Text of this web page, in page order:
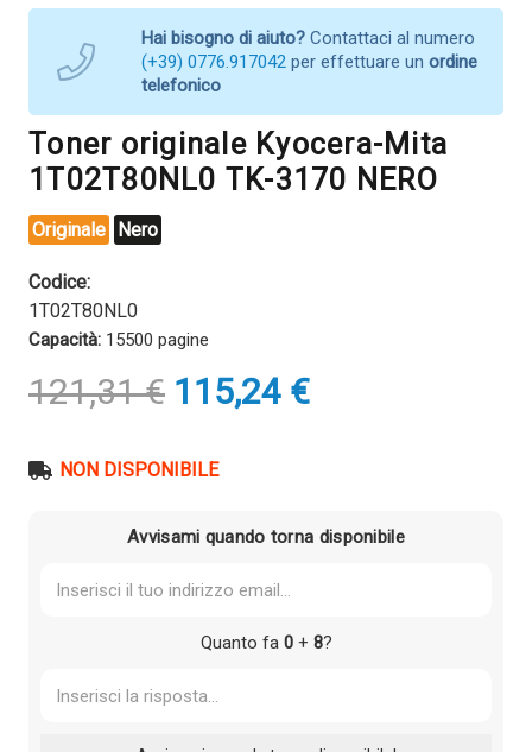
Hai bisogno di aiuto? Contattaci al numero
(+39) 0776.917042 per effettuare un ordine
telefonico
Toner originale Kyocera-Mita
1T02T80NL0 TK-3170 NERO
Originale Nero
Codice:
1T02T80NL0
Capacità: 15500 pagine
121,31€ Il
prezzo
era:
115,24 €Il
prezzo
NON DISPONIBILE
Avvisami quando torna disponibile
Quanto fa 0+ 8?